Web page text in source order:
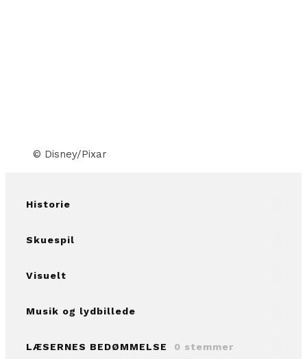
© Disney/Pixar
Historie
Skuespil
Visuelt
Musik og lydbillede
LÆSERNES BEDØMMELSE 0 stemmer